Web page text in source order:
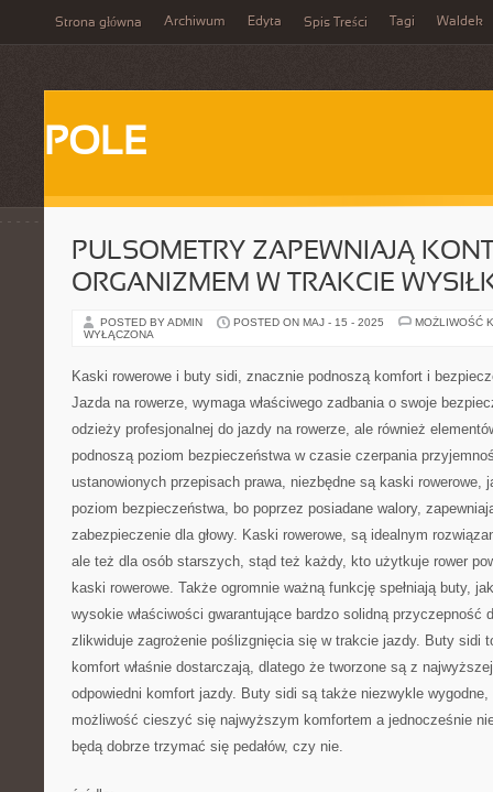
Strona główna Archiwum Edyta Spis Treści Tagi Waldek
POLE
PULSOMETRY ZAPEWNIAJĄ
ORGANIZMEM W TRAKCIE
POSTED BY ADMIN POSTED ON MAJ - 15 - 2025
MOŻLIWOŚĆ
WYŁĄCZONA
Kaski rowerowe i buty sidi, znacznie podnoszą komfort i
Jazda na rowerze, wymaga właściwego zadbania o swoje
odzieży profesjonalnej do jazdy na rowerze, ale również
podnoszą poziom bezpieczeństwa w czasie czerpania
ustanowionych przepisach prawa, niezbędne są kaski rowerowe,
poziom bezpieczeństwa, bo poprzez posiadane walory,
zabezpieczenie dla głowy. Kaski rowerowe, są idealnym
ale też dla osób starszych, stąd też każdy, kto użytkuje rower
kaski rowerowe. Także ogromnie ważną funkcję spełniają buty,
wysokie właściwości gwarantujące bardzo solidną przyczepność
zlikwiduje zagrożenie poślizgnięcia się w trakcie jazdy. Buty sidi
komfort właśnie dostarczają, dlatego że tworzone są z
odpowiedni komfort jazdy. Buty sidi są także niezwykle
możliwość cieszyć się najwyższym komfortem a jednocześnie
będą dobrze trzymać się pedałów, czy nie.